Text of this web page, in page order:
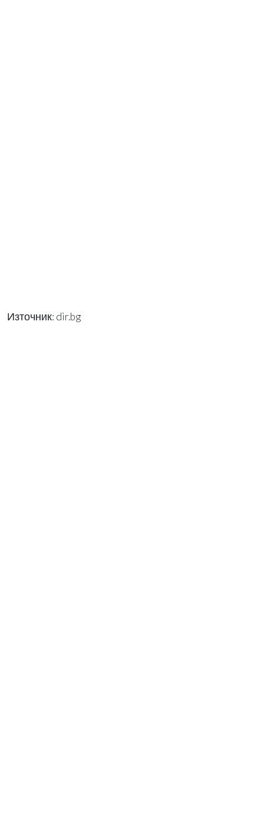
Източник: dir.bg